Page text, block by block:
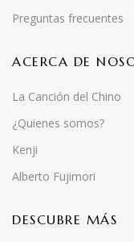
Preguntas frecuentes
ACERCA DE
La Canción del Chino
¿Quienes somos?
Kenji
Alberto Fujimori
DESCUBRE MÁS